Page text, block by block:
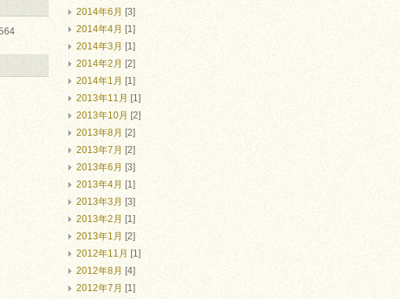
2014年6月 [3]
2014年4月 [1]
2014年3月 [1]
2014年2月 [2]
2014年1月 [1]
2013年11月 [1]
2013年10月 [2]
2013年8月 [2]
2013年7月 [2]
2013年6月 [3]
2013年4月 [1]
2013年3月 [3]
2013年2月 [1]
2013年1月 [2]
2012年11月 [1]
2012年8月 [4]
2012年7月 [1]